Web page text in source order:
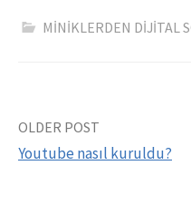
MİNİKLERDEN DİJİTAL
Yazı
OLDER POST
Youtube nasıl kuruldu?